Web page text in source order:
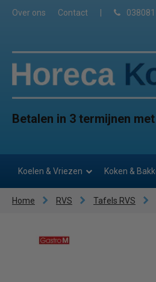
Over ons Contact
Betalen in 3 termijnen met
Koelen & Vriezen Koken &
Home RVS Tafels RVS